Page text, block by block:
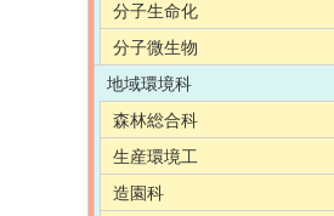
分子生命化
分子微生物
地域環境科
森林総合科
生産環境工
造園科